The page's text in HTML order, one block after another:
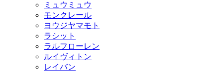
ミュウミュウ
モンクレール
ヨウジヤマモト
ラシット
ラルフローレン
ルイヴィトン
レイバン